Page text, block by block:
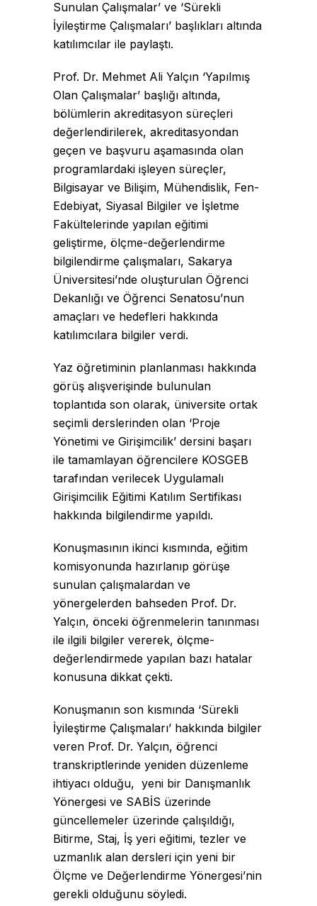
Sunulan Çalışmalar’ ve ‘Sürekli
İyileştirme Çalışmaları’ başlıkları altında
katılımcılar ile paylaştı.
Prof. Dr. Mehmet Ali Yalçın ‘Yapılmış
Olan Çalışmalar’ başlığı altında,
bölümlerin akreditasyon süreçleri
değerlendirilerek, akreditasyondan
geçen ve başvuru aşamasında olan
programlardaki işleyen süreçler,
Bilgisayar ve Bilişim, Mühendislik, Fen-
Edebiyat, Siyasal Bilgiler ve İşletme
Fakültelerinde yapılan eğitimi
geliştirme, ölçme-değerlendirme
bilgilendirme çalışmaları, Sakarya
Üniversitesi’nde oluşturulan Öğrenci
Dekanlığı ve Öğrenci Senatosu’nun
amaçları ve hedefleri hakkında
katılımcılara bilgiler verdi.
Yaz öğretiminin planlanması hakkında
görüş alışverişinde bulunulan
toplantıda son olarak, üniversite ortak
seçimli derslerinden olan ‘Proje
Yönetimi ve Girişimcilik’ dersini başarı
ile tamamlayan öğrencilere KOSGEB
tarafından verilecek Uygulamalı
Girişimcilik Eğitimi Katılım Sertifikası
hakkında bilgilendirme yapıldı.
Konuşmasının ikinci kısmında, eğitim
komisyonunda hazırlanıp görüşe
sunulan çalışmalardan ve
yönergelerden bahseden Prof. Dr.
Yalçın, önceki öğrenmelerin tanınması
ile ilgili bilgiler vererek, ölçme-
değerlendirmede yapılan bazı hatalar
konusuna dikkat çekti.
Konuşmanın son kısmında ‘Sürekli
İyileştirme Çalışmaları’ hakkında bilgiler
veren Prof. Dr. Yalçın, öğrenci
transkriptlerinde yeniden düzenleme
ihtiyacı olduğu, yeni bir Danışmanlık
Yönergesi ve SABİS üzerinde
güncellemeler üzerinde çalışıldığı,
Bitirme, Staj, İş yeri eğitimi, tezler ve
uzmanlık alan dersleri için yeni bir
Ölçme ve Değerlendirme Yönergesi’nin
gerekli olduğunu söyledi.